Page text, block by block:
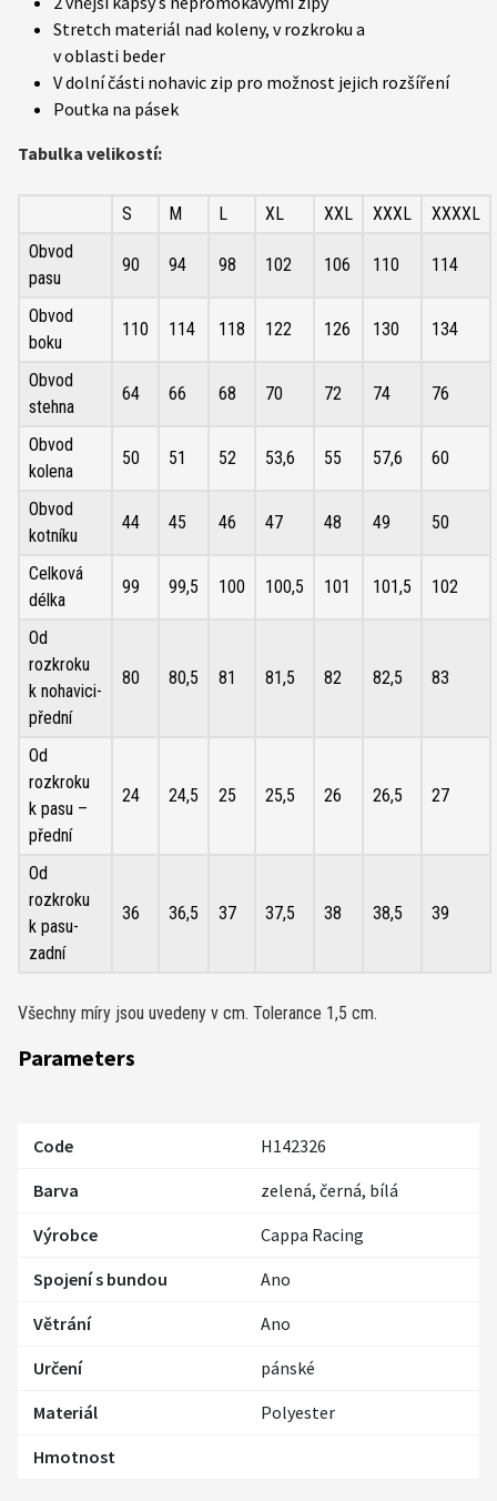
Stretch materiál nad koleny, v rozkroku a
v oblasti beder
V dolní části nohavic zip pro možnost jejich rozšíření
Poutka na pásek
Tabulka velikostí:
S M L XL XXL XXXL
XXXXL
Obvod
pasu
90 94 98 102 106 110 114
Obvod
boku
110 114 118 122 126 130 134
Obvod
stehna
64 66 68 70 72 74 76
Obvod
kolena
50 51 52 53,6 55 57,6 60
Obvod
kotníku
44 45 46 47 48 49 50
Celková
délka
99 99,5 100 100,5 101 101,5 102
Od
rozkroku
k nohavici-
přední
80 80,5 81 81,5 82 82,5 83
Od
rozkroku
k pasu –
přední
24 24,5 25 25,5 26 26,5 27
Od
rozkroku
k pasu-
zadní
36 36,5 37 37,5 38 38,5 39
Všechny míry jsou uvedeny v cm. Tolerance 1,5 cm.
Parameters
Code
H142326
Barva
zelená, černá, bílá
Výrobce
Cappa Racing
Spojení s bundou
Ano
Větrání
Ano
Určení
pánské
Materiál
Polyester
Hmotnost